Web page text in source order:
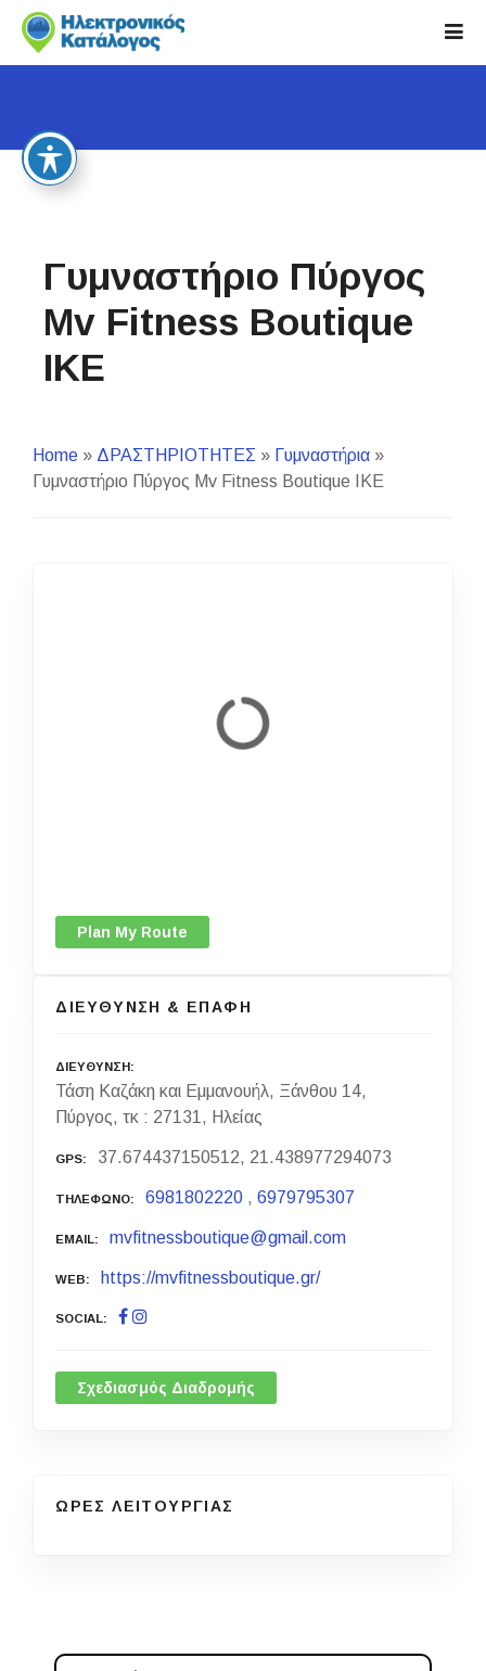
i
Γυμναστήριο Πύργος
Mv Fitness Boutique
ΙΚΕ
Home » ΔΡΑΣΤΗΡΙΟΤΗΤΕΣ » Γυμναστήρια »
Γυμναστήριο Πύργος Mv Fitness Boutique ΙΚΕ
Plan My Route
ΔΙΕΥΘΥΝΣΗ & ΕΠΑΦΗ
ΔΙΕΥΘΥΝΣΗ
Τάση Καζάκη και Εμμανουήλ, Ξάνθου 14,
Πύργος, τκ : 27131, Ηλείας
GPS 37.674437150512, 21.438977294073
ΤΗΛΕΦΩΝΟ 6981802220 ,6979795307
EMAIL mvfitnessboutique@gmail.com
WEB https://mvfitnessboutique.gr/
SOCIAL
Σχεδιασμός Διαδρομής
ΩΡΕΣ ΛΕΙΤΟΥΡΓΙΑΣ